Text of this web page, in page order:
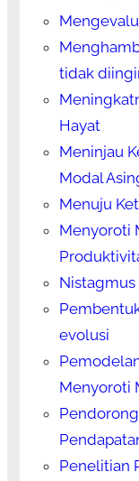
tidak
Hayat
Meninjau
Modal
Menuju
Menyoroti
Nistagmus
evolusi
Menyoroti
Penelitian